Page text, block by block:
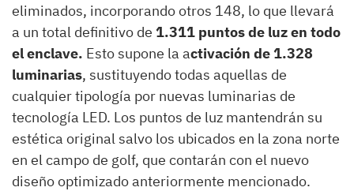
eliminados, incorporando otros 148, lo que llevará
a un total definitivo de 1.311 puntos de luz en todo
el enclave. Esto supone la activación de 1.328
luminarias, sustituyendo todas aquellas de
cualquier tipología por nuevas luminarias de
tecnología LED. Los puntos de luz mantendrán su
estética original salvo los ubicados en la zona norte
en el campo de golf, que contarán con el nuevo
diseño optimizado anteriormente mencionado.